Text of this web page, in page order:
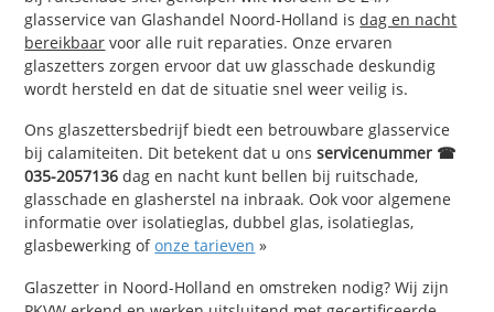
glasservice van Glashandel Noord-Holland isdag en nacht
bereikbaar voor alle ruit reparaties. Onze ervaren
glaszetters zorgen ervoor dat uw glasschade deskundig
wordt hersteld en dat de situatie snel weer veilig is.
Ons glaszettersbedrijf biedt een betrouwbare glasservice
bij calamiteiten. Dit betekent dat u onsservicenummer ☎
035-2057136 dag en nacht kunt bellen bij ruitschade,
glasschade en glasherstel na inbraak. Ook voor algemene
informatie over isolatieglas, dubbel glas, isolatieglas,
glasbewerking ofonze tarieven »
Glaszetter in Noord-Holland en omstreken nodig? Wij zijn